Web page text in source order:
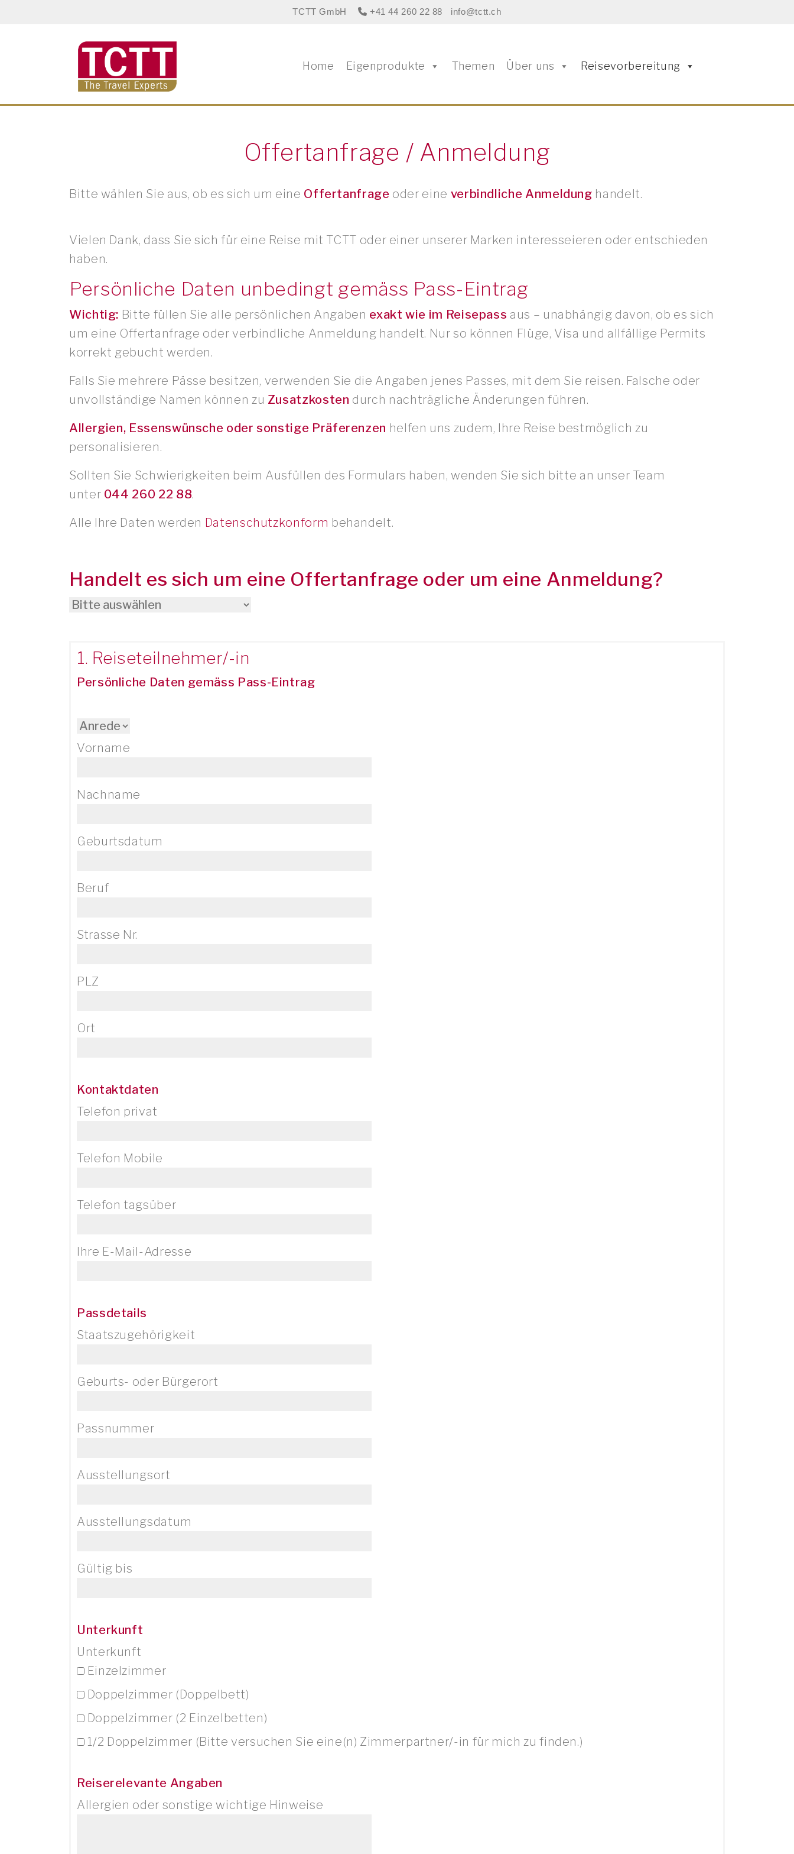
TCTT GmbH +41 44 260 22 88 info@tctt.ch
Home Eigenprodukte Themen Über uns Reisevorbereitung
Offertanfrage / Anmeldung
Bitte wählen Sie aus, ob es sich um eine Offertanfrage oder eine verbindliche Anmeldung handelt.
Vielen Dank, dass Sie sich für eine Reise mit TCTT oder einer unserer Marken interesseieren oder entschieden
haben.
Persönliche Daten unbedingt gemäss Pass-Eintrag
Wichtig: Bitte füllen Sie alle persönlichen Angaben exakt wie im Reisepass aus – unabhängig davon, ob es sich
um eine Offertanfrage oder verbindliche Anmeldung handelt. Nur so können Flüge, Visa und allfällige Permits
korrekt gebucht werden.
Falls Sie mehrere Pässe besitzen, verwenden Sie die Angaben jenes Passes, mit dem Sie reisen. Falsche oder
unvollständige Namen können zu Zusatzkosten durch nachträgliche Änderungen führen.
Allergien, Essenswünsche oder sonstige Präferenzen helfen uns zudem, Ihre Reise bestmöglich zu
personalisieren.
Sollten Sie Schwierigkeiten beim Ausfüllen des Formulars haben, wenden Sie sich bitte an unser Team
unter 044 260 22 88.
Alle Ihre Daten werden Datenschutzkonform behandelt.
Handelt es sich um eine Offertanfrage oder um eine Anmeldung?
1. Reiseteilnehmer/-in
Persönliche Daten gemäss Pass-Eintrag
Bitte lassen Sie dieses Feld leer.
Bitte lassen Sie dieses Feld leer.
Vorname
Nachname
Geburtsdatum
Beruf
Strasse Nr.
PLZ
Ort
Kontaktdaten
Telefon privat
Telefon Mobile
Telefon tagsüber
Ihre E-Mail-Adresse
Passdetails
Staatszugehörigkeit
Geburts- oder Bürgerort
Passnummer
Ausstellungsort
Ausstellungsdatum
Gültig bis
Unterkunft
Unterkunft
Einzelzimmer
Doppelzimmer (Doppelbett)
Doppelzimmer (2 Einzelbetten)
1/2 Doppelzimmer (Bitte versuchen Sie eine(n) Zimmerpartner/-in für mich zu finden.)
Reiserelevante Angaben
Allergien oder sonstige wichtige Hinweise